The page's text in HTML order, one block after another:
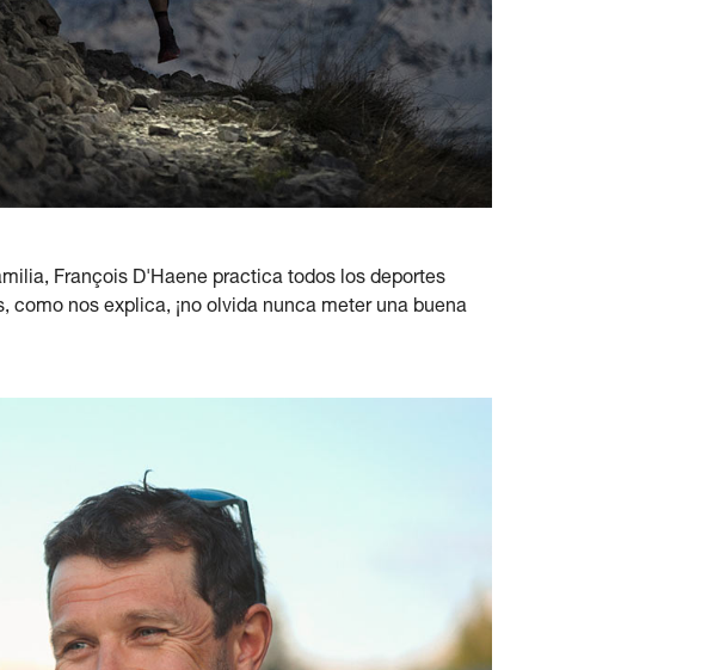
François D'Haene practica todos los deportes
nos explica, ¡no olvida nunca meter una buena